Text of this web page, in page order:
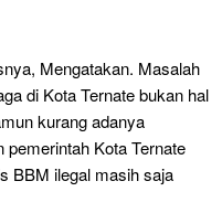
Mengatakan. Masalah
di Kota Ternate bukan hal
kurang adanya
Kota Ternate
BBM ilegal masih saja